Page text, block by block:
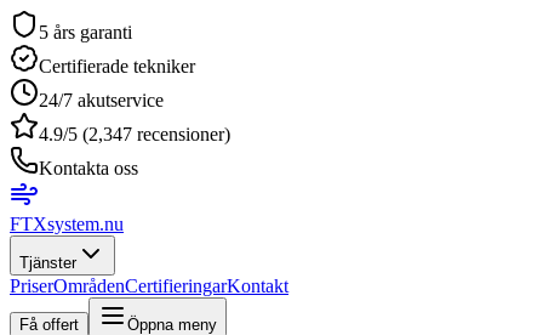
5 års garanti
Certifierade tekniker
24/7 akutservice
4.9/5 (2,347 recensioner)
Kontakta oss
FTXsystem.nu
Tjänster
PriserOmrådenCertifieringarKontakt
Få offert Öppna meny